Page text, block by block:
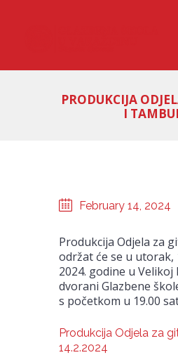
PRODUKCIJA
I
February 14, 2024
Produkcija Odjela za
održat će se u utorak,
2024. godine u
dvorani Glazbene
s početkom u 19.00
Produkcija Odjela za
14.2.2024